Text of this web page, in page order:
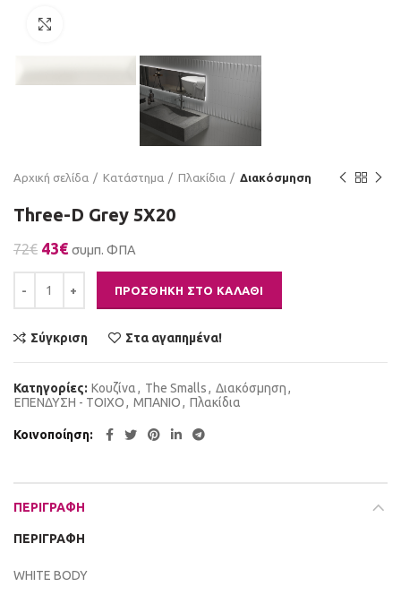
Αρχική σελίδα Κατάστημα Πλακίδια Διακόσμηση
Three-D Grey 5X20
72€ Original
was:
72€.
43€Η
τιμή
είναι:
συμπ. ΦΠΑ
ΠΡΟΣΘΉΚΗ ΣΤΟ ΚΑΛΆΘΙ
Σύγκριση Στα αγαπημένα!
Κατηγορίες: Kουζίνα, The Smalls, Διακόσμηση,
ΕΠΕΝΔΥΣΗ - ΤΟΙΧΟ, ΜΠΑΝΙΟ, Πλακίδια
Κοινοποίηση
ΠΕΡΙΓΡΑΦΉ
ΠΕΡΙΓΡΑΦΉ
WHITE BODY